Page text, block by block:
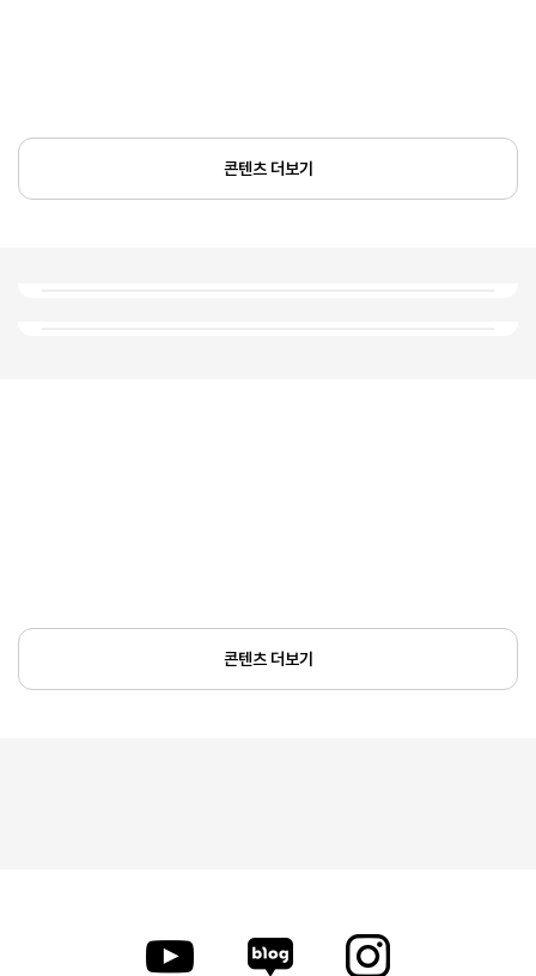
콘텐츠 더보기
콘텐츠 더보기